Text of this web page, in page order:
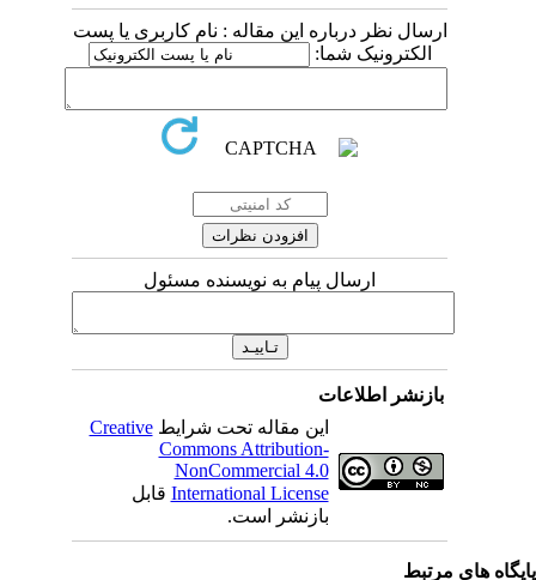
ارسال نظر درباره این مقاله : نام کاربری یا پست
الکترونیک شما:
ارسال پیام به نویسنده مسئول
بازنشر اطلاعات
این مقاله تحت شرایطCreative
Commons Attribution-
NonCommercial 4.0
International Licenseقابل
بازنشر است.
های مرتبط